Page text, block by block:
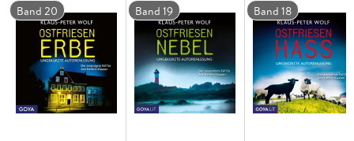
Die gleichnamige Buchausgabe erscheint bei S. FISCHER
Verlag.
Band 20 Band 19 Band 18